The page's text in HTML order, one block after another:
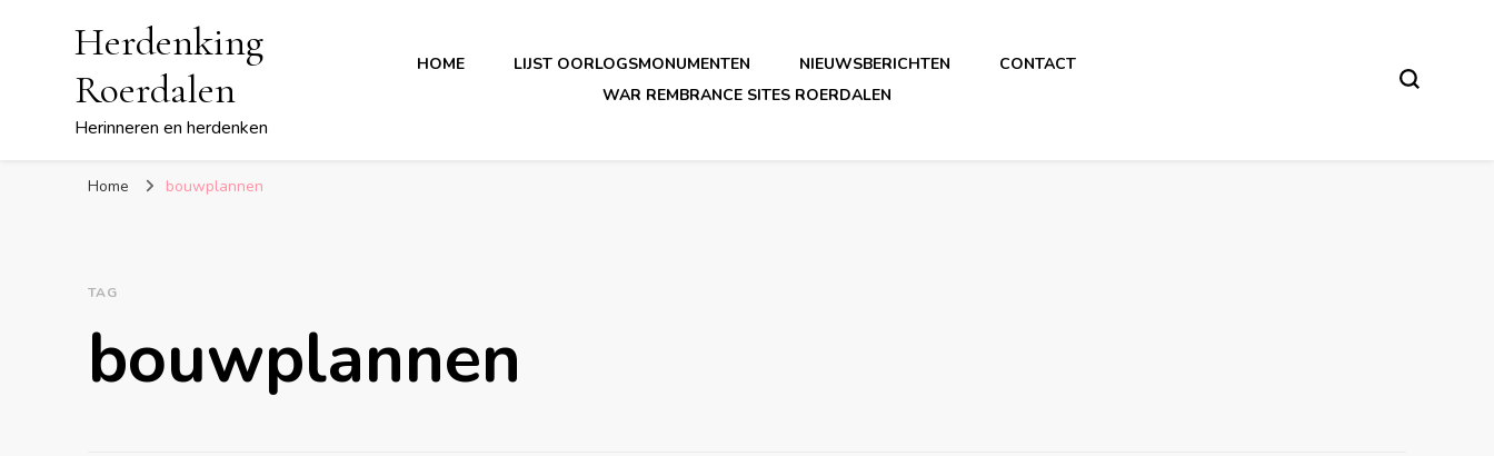
Herdenking
Roerdalen
Herinneren en herdenken
HOME LIJST OORLOGSMONUMENTEN NIEUWSBERICHTEN
CONTACT
WAR REMBRANCE SITES ROERDALEN
Home bouwplannen
TAG
bouwplannen